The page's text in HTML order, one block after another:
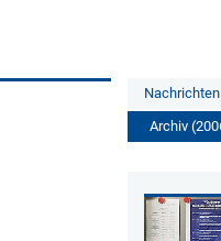
Nachrichten
Archiv